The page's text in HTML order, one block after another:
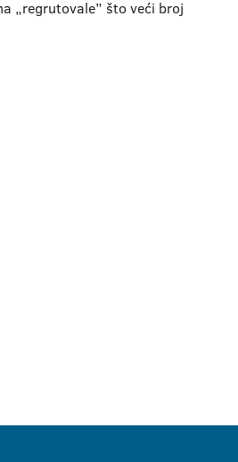
„regrutovale” što veći broj